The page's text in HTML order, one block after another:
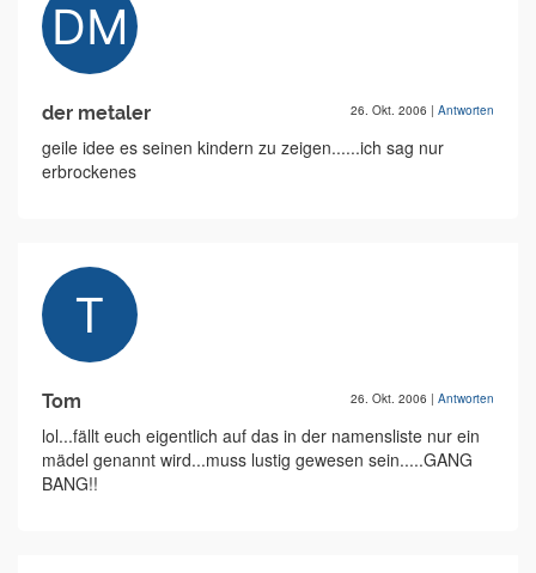
der metaler 26. Okt. 2006 | Antworten
geile idee es seinen kindern zu zeigen......ich sag nur
erbrockenes
Tom 26. Okt. 2006 | Antworten
lol...fällt euch eigentlich auf das in der namensliste nur ein
mädel genannt wird...muss lustig gewesen sein.....GANG
BANG!!